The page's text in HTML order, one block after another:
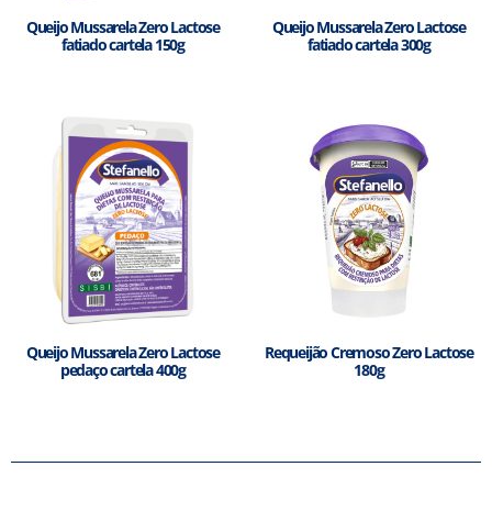
Queijo Mussarela Zero Lactose
fatiado cartela 150g
Queijo Mussarela Zero Lactose
fatiado cartela 300g
Queijo Mussarela Zero Lactose
pedaço cartela 400g
Requeijão Cremoso Zero Lactose
180g